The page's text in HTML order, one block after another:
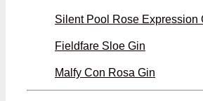
Silent Pool Rose Expression
Fieldfare Sloe Gin
Malfy Con Rosa Gin